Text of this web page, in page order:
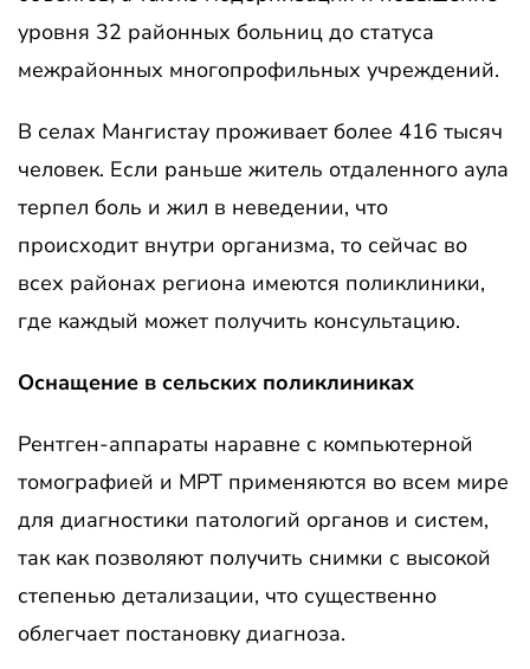
уровня 32 районных больниц до статуса
межрайонных многопрофильных учреждений.
В селах Мангистау проживает более 416 тысяч
человек. Если раньше житель отдаленного аула
терпел боль и жил в неведении, что
происходит внутри организма, то сейчас во
всех районах региона имеются поликлиники,
где каждый может получить консультацию.
Оснащение в сельских поликлиниках
Рентген-аппараты наравне с компьютерной
томографией и МРТ применяются во всем мире
для диагностики патологий органов и систем,
так как позволяют получить снимки с высокой
степенью детализации, что существенно
облегчает постановку диагноза.